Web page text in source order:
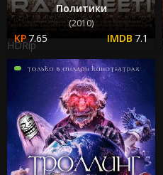
Политики
(2010)
7.65 7.1
HDRip